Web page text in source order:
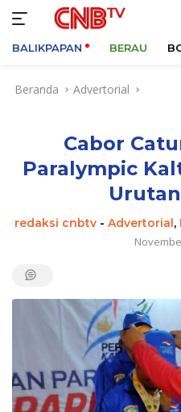
BALIKPAPAN BERAU
Beranda Advertorial
Cabor
Paralympic
redaksi cnbtv- Advertorial,